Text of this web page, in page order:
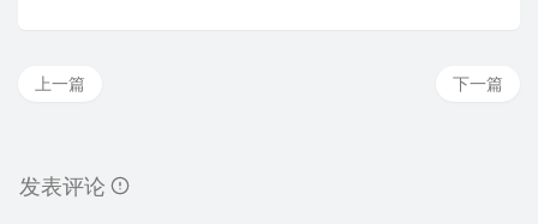
下一篇
上一篇
发表评论